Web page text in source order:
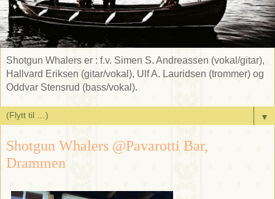
Shotgun Whalers er : f.v. Simen S. Andreassen (vokal/gitar),
Hallvard Eriksen (gitar/vokal), Ulf A. Lauridsen (trommer) og
Oddvar Stensrud (bass/vokal).
▼
Shotgun Whalers @Pavarotti Bar,
Drammen